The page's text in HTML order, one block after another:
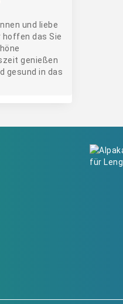
und liebe
hoffen das Sie
genießen
gesund in das